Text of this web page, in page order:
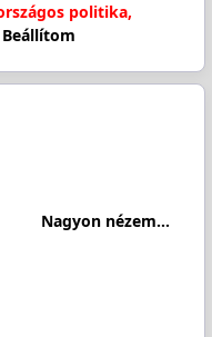
politika,
Beállítom
Nagyon nézem...